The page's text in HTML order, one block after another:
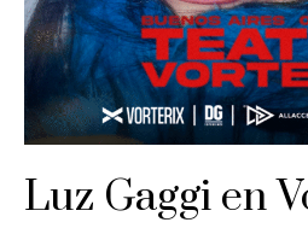
Luz Gaggi en